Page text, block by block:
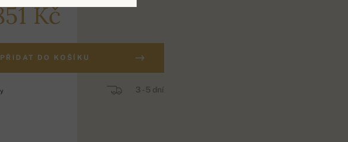
Kč
PŘIDAT DO KOŠÍKU
3 - 5 dní